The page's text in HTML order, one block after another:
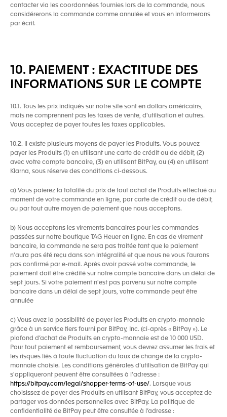
contacter via les coordonnées fournies lors de la commande, nous
considérerons la commande comme annulée et vous en informerons
par écrit.
10. PAIEMENT : EXACTITUDE DES
INFORMATIONS SUR LE COMPTE
10.1. Tous les prix indiqués sur notre site sont en dollars américains,
mais ne comprennent pas les taxes de vente, d'utilisation et autres.
Vous acceptez de payer toutes les taxes applicables.
10.2. Il existe plusieurs moyens de payer les Produits. Vous pouvez
payer les Produits (1) en utilisant une carte de crédit ou de débit, (2)
avec votre compte bancaire, (3) en utilisant BitPay, ou (4) en utilisant
Klarna, sous réserve des conditions ci-dessous.
a) Vous paierez la totalité du prix de tout achat de Produits effectué au
moment de votre commande en ligne, par carte de crédit ou de débit,
ou par tout autre moyen de paiement que nous acceptons.
b) Nous acceptons les virements bancaires pour les commandes
passées sur notre boutique TAG Heuer en ligne. En cas de virement
bancaire, la commande ne sera pas traitée tant que le paiement
n'aura pas été reçu dans son intégralité et que nous ne vous l’aurons
pas confirmé par e-mail. Après avoir passé votre commande, le
paiement doit être crédité sur notre compte bancaire dans un délai de
sept jours. Si votre paiement n'est pas parvenu sur notre compte
bancaire dans un délai de sept jours, votre commande peut être
annulée
c) Vous avez la possibilité de payer les Produits en crypto-monnaie
grâce à un service tiers fourni par BitPay, Inc. (ci-après « BitPay »). Le
plafond d’achat de Produits en crypto-monnaie est de 10 000 USD.
Pour tout paiement et remboursement, vous devrez assumer les frais et
les risques liés à toute fluctuation du taux de change de la crypto-
monnaie choisie. Les conditions générales d’utilisation de BitPay qui
s'appliqueront peuvent être consultées à l'adresse :
https://bitpay.com/legal/shopper-terms-of-use/. Lorsque vous
choisissez de payer des Produits en utilisant BitPay, vous acceptez de
partager vos données personnelles avec BitPay. La politique de
confidentialité de BitPay peut être consultée à l’adresse :